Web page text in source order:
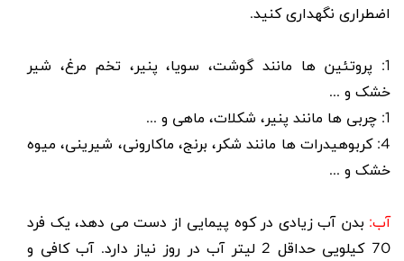
اضطراری نگهداری کنید.
1: پروتئین ها مانند گوشت، سویا، پنیر، تخم مرغ، شیر
خشک و ...
1: چربی ها مانند پنیر، شکلات، ماهی و ...
4: کربوهیدرات ها مانند شکر، برنج، ماکارونی، شیرینی، میوه
خشک و ...
آب: بدن آب زیادی در کوه پیمایی از دست می دهد، یک فرد
70 کیلویی حداقل 2 لیتر آب در روز نیاز دارد. آب کافی و